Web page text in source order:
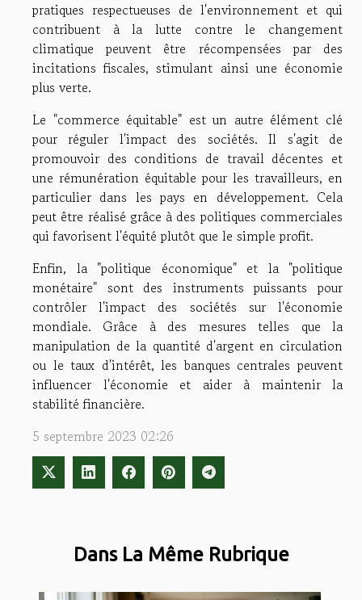
Dans La Même Rubrique
pratiques respectueuses de l'environnement et qui
contribuent à la lutte contre le changement
climatique peuvent être récompensées par des
incitations fiscales, stimulant ainsi une économie
plus verte.
Le "commerce équitable" est un autre élément clé
pour réguler l'impact des sociétés. Il s'agit de
promouvoir des conditions de travail décentes et
une rémunération équitable pour les travailleurs, en
particulier dans les pays en développement. Cela
peut être réalisé grâce à des politiques commerciales
qui favorisent l'équité plutôt que le simple profit.
Enfin, la "politique économique" et la "politique
monétaire" sont des instruments puissants pour
contrôler l'impact des sociétés sur l'économie
mondiale. Grâce à des mesures telles que la
manipulation de la quantité d'argent en circulation
ou le taux d'intérêt, les banques centrales peuvent
influencer l'économie et aider à maintenir la
stabilité financière.
5 septembre 2023 02:26